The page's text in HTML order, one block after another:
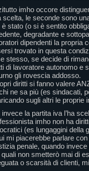
imho occore
scelta, le seconde sono
è stato (o si è sentito
degradante e
dipendenti la propria
trovato in questa
stesso, se decide di
di lavoratore autonomo e
gli rovescia addosso.
diritti si fanno valere
ne sa più (es sindacati,
sugli altri le proprie
invece la partita iva l’ha
imho non ha
(es lungaggini della
mi piacerebbe parlare
penale, quando
quali non smetterò mai di
o scarsità di clienti,